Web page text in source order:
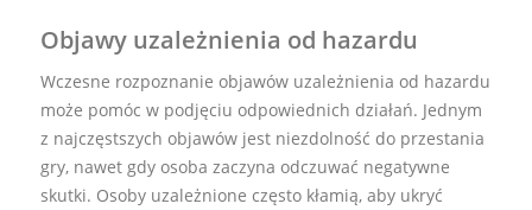
Objawy uzależnienia od hazardu
Wczesne rozpoznanie objawów uzależnienia od hazardu
może pomóc w podjęciu odpowiednich działań. Jednym
z najczęstszych objawów jest niezdolność do przestania
gry, nawet gdy osoba zaczyna odczuwać negatywne
skutki. Osoby uzależnione często kłamią, aby ukryć